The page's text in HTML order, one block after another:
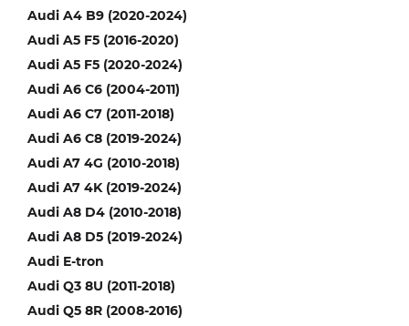
Audi A4 B9 (2020-2024)
Audi A5 F5 (2016-2020)
Audi A5 F5 (2020-2024)
Audi A6 C6 (2004-2011)
Audi A6 C7 (2011-2018)
Audi A6 C8 (2019-2024)
Audi A7 4G (2010-2018)
Audi A7 4K (2019-2024)
Audi A8 D4 (2010-2018)
Audi A8 D5 (2019-2024)
Audi E-tron
Audi Q3 8U (2011-2018)
Audi Q5 8R (2008-2016)